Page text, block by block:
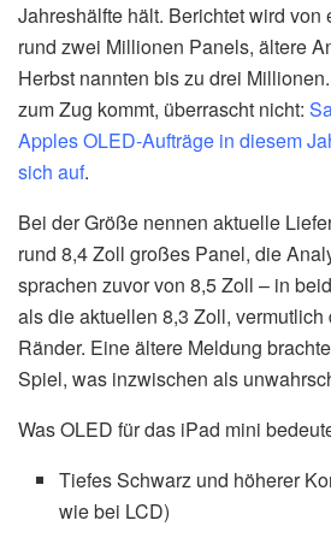
Jahreshälfte hält. Berichtet wird
rund zwei Millionen Panels, ältere
Herbst nannten bis zu drei
zum Zug kommt, überrascht nicht:
Apples OLED-Aufträge in diesem
sich auf.
Bei der Größe nennen aktuelle
rund 8,4 Zoll großes Panel, die
sprachen zuvor von 8,5 Zoll – in
als die aktuellen 8,3 Zoll,
Ränder. Eine ältere Meldung
Spiel, was inzwischen als
Was OLED für das iPad mini
Tiefes Schwarz und höherer
wie bei LCD)